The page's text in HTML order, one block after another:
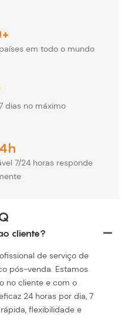
em todo o mundo
dias no máximo
7/24 horas responde
cliente?
de serviço de
pós-venda. Estamos
no cliente e com o
24 horas por dia, 7
flexibilidade e